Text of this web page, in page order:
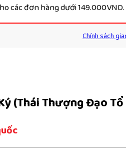
các đơn hàng dưới 149.000VND.
Chính sách
(Thái Thượng Đạo